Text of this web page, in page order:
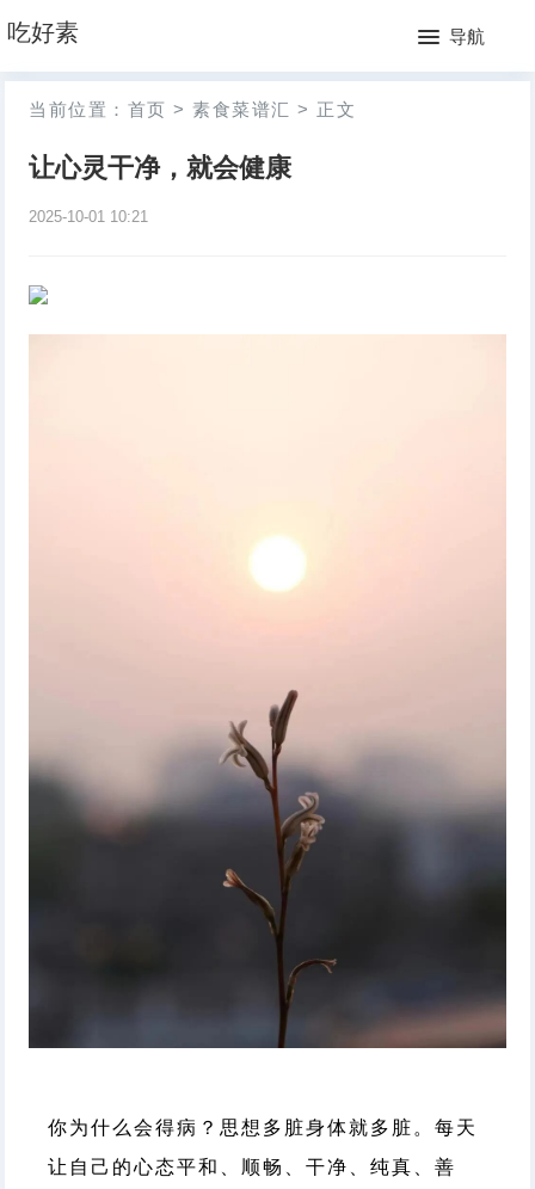
吃好素 导航
网
站
月
当前位置： 首页 > 素食菜谱汇 > 正文
让心灵干净，就会健康
2025-10-01 10:21
你为什么会得病？思想多脏身体就多脏。每天
让自己的心态平和、顺畅、干净、纯真、善